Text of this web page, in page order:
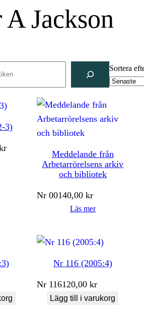
Jackson
Sortera
3)
Meddelande från
Arbetarrörelsens arkiv
och bibliotek
Nr 00140,00kr
Läs mer
Nr 116 (2005:4)
Nr 116120,00kr
Lägg till i varukorg